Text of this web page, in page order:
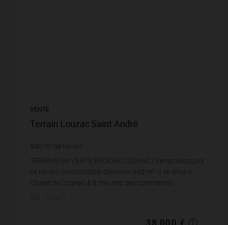
VENTE
Terrain Louzac Saint André
840 m² de terrain
TERRAIN EN VENTE PROCHE COGNAC ! Venez découvrir
ce terrain constructible d’environ 840 m². Il se situe à
l’Ouest de Cognac à 8 minutes des commerces
38 000 €